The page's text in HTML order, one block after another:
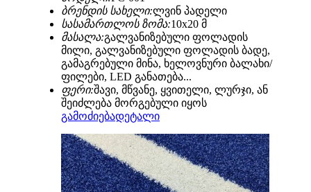
ბრენდის სახელი:ლვინ პადელი
სასამართლოს ზომა:10x20 მ
მასალა:გალვანიზებული ფოლადის
მილი, გალვანიზებული ფოლადის ბადე,
გამაგრებული მინა, ხელოვნური ბალახი/
ფილები, LED განათება...
ფერი:შავი, მწვანე, ყვითელი, ლურჯი, ან
შეიძლება მორგებული იყოს
გამოძიებადეტალი